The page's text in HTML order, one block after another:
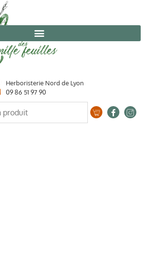
Herboristerie Nord de Lyon
09 86 51 97 90